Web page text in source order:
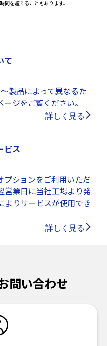
間を超えることもあります。
て
製品によって異なるた
ジをご覧ください。
詳しく見る
ビス
プションをご利用いただ
営業日に当社工場より発
よりサービスが使用でき
詳しく見る
問い合わせ